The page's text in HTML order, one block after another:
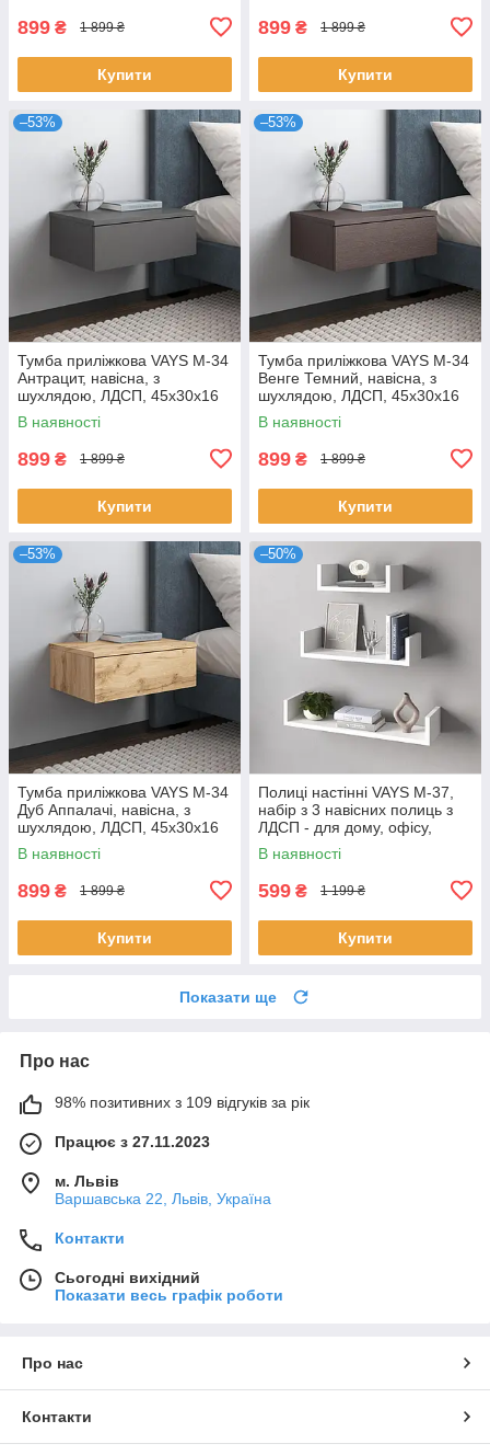
899 ₴ 1 899 ₴
Купити
899 ₴ 1 899 ₴
Купити
–53%
Тумба приліжкова VAYS M-34
Антрацит, навісна, з
шухлядою, ЛДСП, 45х30х16
см – для спальні
В наявності
899 ₴ 1 899 ₴
Купити
–53%
Тумба приліжкова VAYS M-34
Венге Темний, навісна, з
шухлядою, ЛДСП, 45х30х16
см – для спальні
В наявності
899 ₴ 1 899 ₴
Купити
–53%
Тумба приліжкова VAYS M-34
Дуб Аппалачі, навісна, з
шухлядою, ЛДСП, 45х30х16
см – для спальні
В наявності
899 ₴ 1 899 ₴
Купити
–50%
Полиці настінні VAYS M-37,
набір з 3 навісних полиць з
ЛДСП - для дому, офісу,
вітальні
В наявності
599 ₴ 1 199 ₴
Купити
Показати ще
Про нас
98% позитивних з 109 відгуків за рік
Працює з 27.11.2023
м. Львів
Варшавська 22, Львів, Україна
Контакти
Сьогодні вихідний
Показати весь графік роботи
Про нас
Контакти